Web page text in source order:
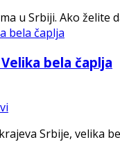
u Srbiji. Ako
bela čaplja
krajeva Srbije,